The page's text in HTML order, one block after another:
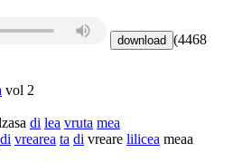
(4468
vol 2
di lea vruta mea
di vrearea ta di vreare lilicea meaa